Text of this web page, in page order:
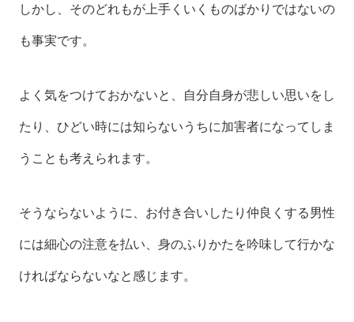
しかし、そのどれもが上手くいくものばかりではないの
も事実です。
よく気をつけておかないと、自分自身が悲しい思いをし
たり、ひどい時には知らないうちに加害者になってしま
うことも考えられます。
そうならないように、お付き合いしたり仲良くする男性
には細心の注意を払い、身のふりかたを吟味して行かな
ければならないなと感じます。